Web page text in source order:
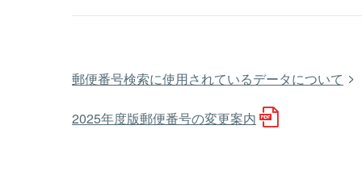
郵便番号検索に使用されているデータについて
2025年度版郵便番号の変更案内